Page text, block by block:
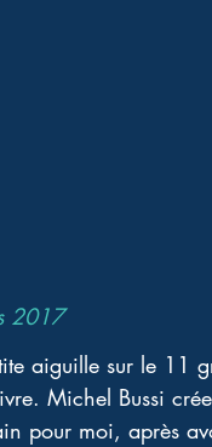
2017
aiguille sur le 11
Michel Bussi
pour moi, après